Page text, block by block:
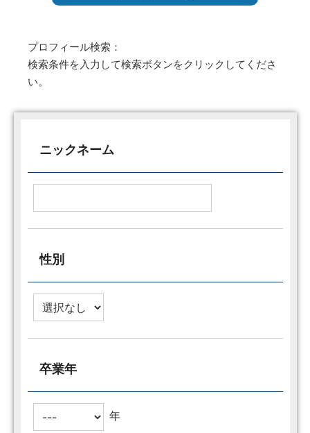
プロフィール検索：
検索条件を入力して検索ボタンをクリックしてくださ
い。
ニックネーム
性別
卒業年
年